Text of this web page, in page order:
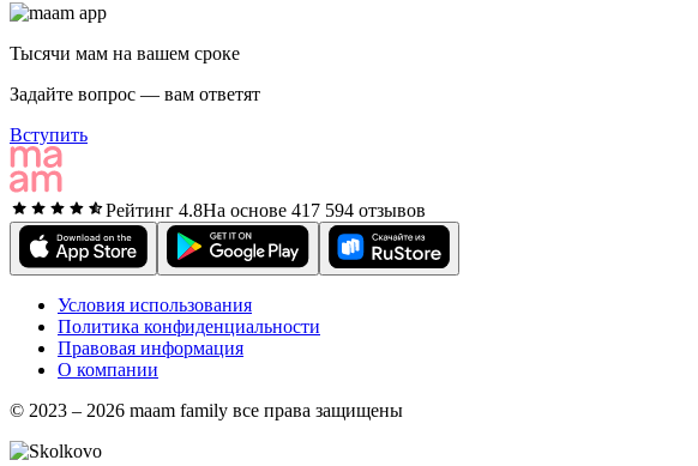
Тысячи мам на вашем сроке
Задайте вопрос — вам ответят
Вступить
Рейтинг 4.8На основе 417 594 отзывов
Условия использования
Политика конфиденциальности
Правовая информация
О компании
© 2023 – 2026 maam family все права защищены